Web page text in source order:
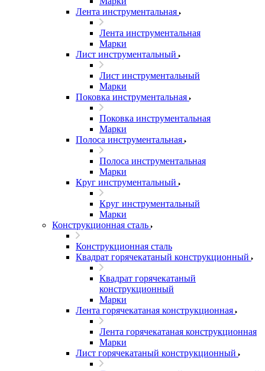
Лента инструментальная
Лента инструментальная
Марки
Лист инструментальный
Лист инструментальный
Марки
Поковка инструментальная
Поковка инструментальная
Марки
Полоса инструментальная
Полоса инструментальная
Марки
Круг инструментальный
Круг инструментальный
Марки
Конструкционная сталь
Конструкционная сталь
Квадрат горячекатаный конструкционный
Квадрат горячекатаный
конструкционный
Марки
Лента горячекатаная конструкционная
Лента горячекатаная конструкционная
Марки
Лист горячекатаный конструкционный